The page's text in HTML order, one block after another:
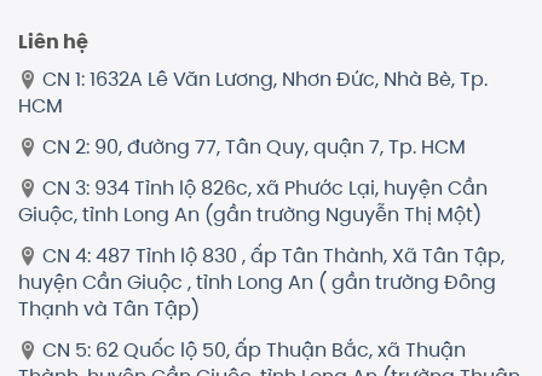
Liên hệ
CN 1: 1632A Lê Văn Lương, Nhơn Đức, Nhà Bè, Tp.
HCM
CN 2: 90, đường 77, Tân Quy, quận 7, Tp. HCM
CN 3: 934 Tỉnh lộ 826c, xã Phước Lại, huyện Cần
Giuộc, tỉnh Long An (gần trường Nguyễn Thị Một)
CN 4: 487 Tỉnh lộ 830 , ấp Tân Thành, Xã Tân Tập,
huyện Cần Giuộc , tỉnh Long An ( gần trường Đông
Thạnh và Tân Tập)
CN 5: 62 Quốc lộ 50, ấp Thuận Bắc, xã Thuận